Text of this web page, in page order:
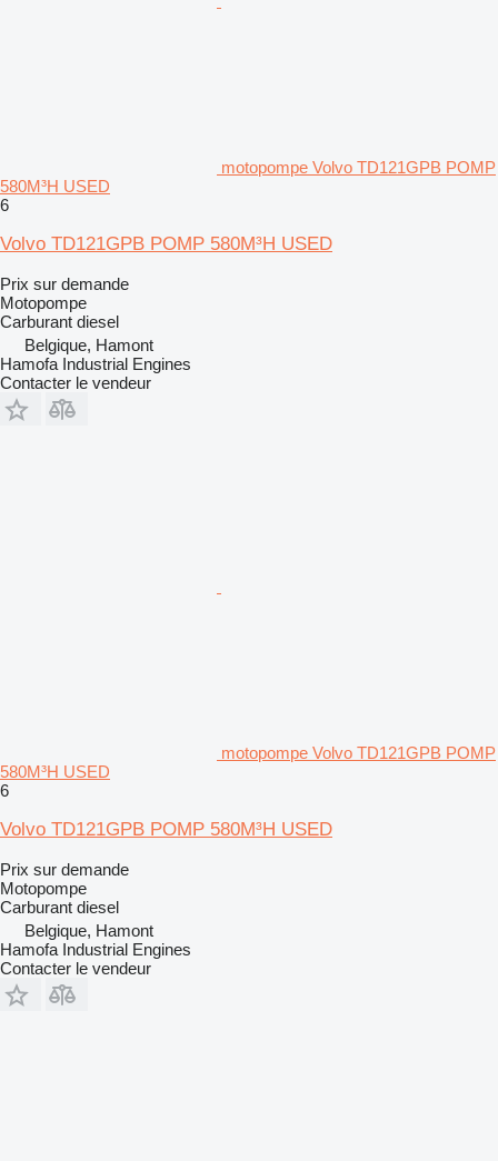
motopompe Volvo TD121GPB POMP
580M³H USED
6
Volvo TD121GPB POMP 580M³H USED
Prix sur demande
Motopompe
Carburant diesel
Belgique, Hamont
Hamofa Industrial Engines
Contacter le vendeur
motopompe Volvo TD121GPB POMP
580M³H USED
6
Volvo TD121GPB POMP 580M³H USED
Prix sur demande
Motopompe
Carburant diesel
Belgique, Hamont
Hamofa Industrial Engines
Contacter le vendeur